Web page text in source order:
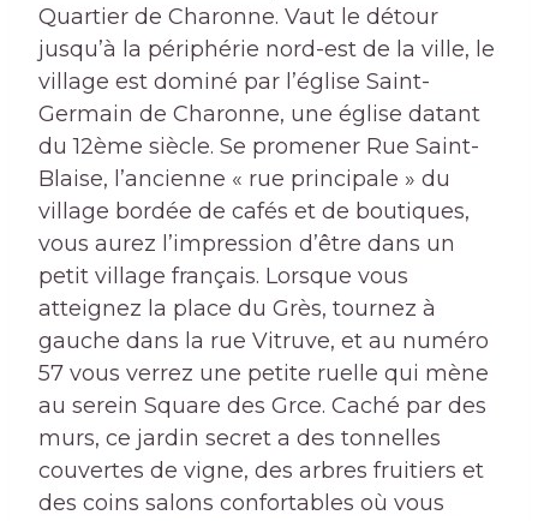
Quartier de Charonne. Vaut le détour
jusqu’à la périphérie nord-est de la ville, le
village est dominé par l’église Saint-
Germain de Charonne, une église datant
du 12ème siècle. Se promener Rue Saint-
Blaise, l’ancienne « rue principale » du
village bordée de cafés et de boutiques,
vous aurez l’impression d’être dans un
petit village français. Lorsque vous
atteignez la place du Grès, tournez à
gauche dans la rue Vitruve, et au numéro
57 vous verrez une petite ruelle qui mène
au serein Square des Grce. Caché par des
murs, ce jardin secret a des tonnelles
couvertes de vigne, des arbres fruitiers et
des coins salons confortables où vous